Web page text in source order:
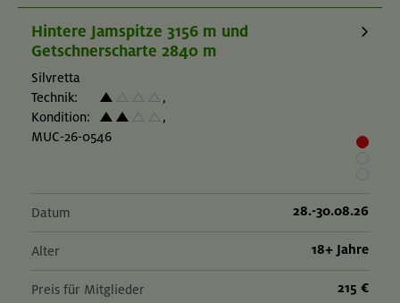
Hintere Jamspitze 3156 m und
Getschnerscharte 2840 m
Silvretta
Technik:
,
Kondition:
,
MUC-26-0546
Datum 28.-30.08.26
Alter 18+ Jahre
Preis für Mitglieder 215 €